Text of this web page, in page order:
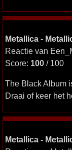
Metallica -
Reactie van
Score: 100 / 100
The Black Album
Draai of keer het
Metallica -